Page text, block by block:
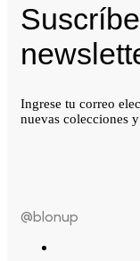
Ingrese tu correo
nuevas colecciones
@blonup